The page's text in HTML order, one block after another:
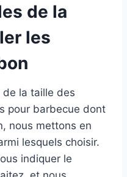
de la
les
la taille des
pour barbecue dont
nous mettons en
lesquels choisir.
indiquer le